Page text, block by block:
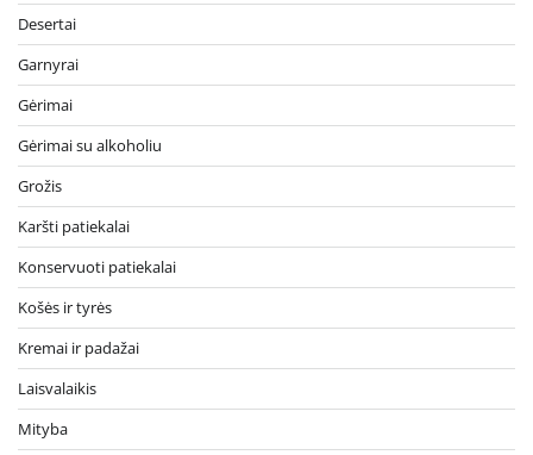
Desertai
Garnyrai
Gėrimai
Gėrimai su alkoholiu
Grožis
Karšti patiekalai
Konservuoti patiekalai
Košės ir tyrės
Kremai ir padažai
Laisvalaikis
Mityba